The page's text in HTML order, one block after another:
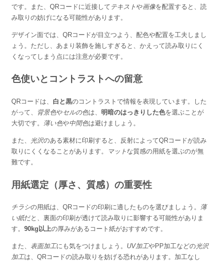
です。また、QRコードに近接して テキストや画像を配置すると、読
み取りの妨げになる可能性があります。
デザイン面では、QRコードが目立つよう、配色や配置を工夫しまし
ょう。ただし、あまり装飾を施しすぎると、かえって読み取りにく
くなってしまう点には注意が必要です。
色使いとコントラストへの留意
QRコードは、 白と黒のコントラストで情報を表現しています。した
がって、
背景色やセルの色は、 明暗のはっきりした色を選ぶことが
大切です。 薄い色や中間色は避けましょう。
また、 光沢のある素材に印刷すると、反射によってQRコードが読み
取りにくくなることがあります。
マット な質感の用紙を選ぶのが無
難です。
用紙選定（厚さ、質感）の重要性
チラシの用紙は、QRコードの印刷に適したものを選びましょう。 薄
い紙だと、裏面の印刷が透けて読み取りに影響する可能性がありま
す。 90kg以上の厚みがあるコート紙がおすすめです。
また、 表面加工にも気をつけましょう。 UV加工やPP加工などの光沢
加工は、QRコードの読み取りを妨げる恐れがあります。加工なし